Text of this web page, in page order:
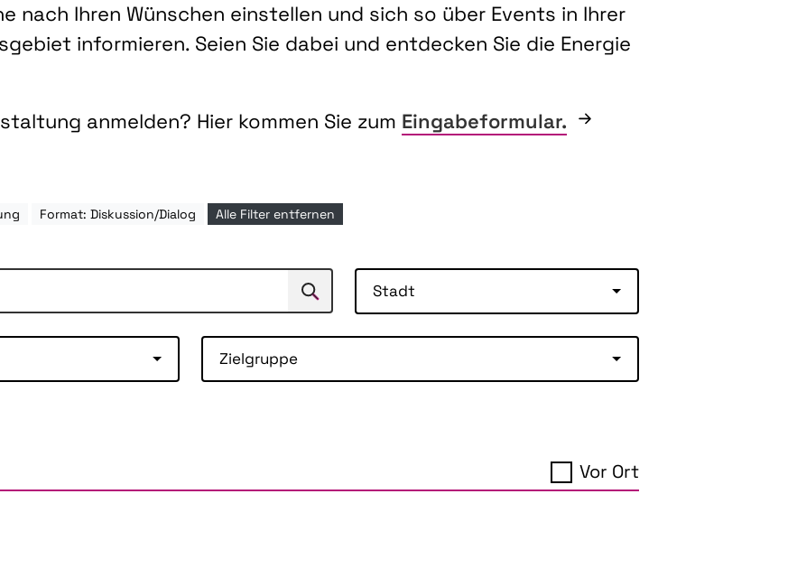
nach Ihren Wünschen einstellen und sich so über Events in Ihrer
informieren. Seien Sie dabei und entdecken Sie die Energie
anmelden? Hier kommen Sie zum Eingabeformular.
Format: Diskussion/Dialog Alle Filter entfernen
Suchen Stadt
Zielgruppe
Vor Ort